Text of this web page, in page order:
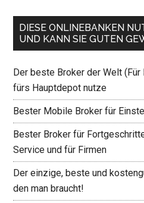
DIESE ONLINEBANKEN
UND KANN SIE GUTEN
Der beste Broker der Welt
fürs Hauptdepot nutze
Bester Mobile Broker für
Bester Broker für
Service und für Firmen
Der einzige, beste und
den man braucht!